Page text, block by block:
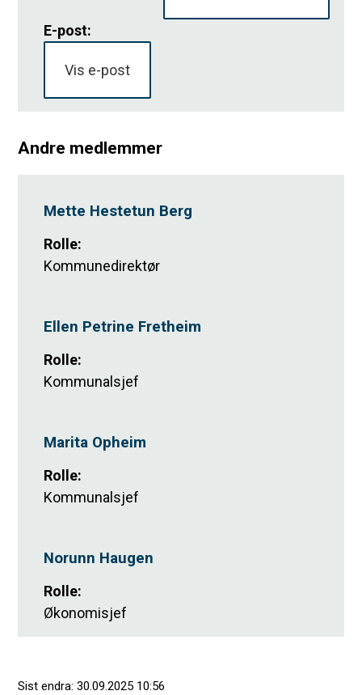
E-post:
Vis e-post
Andre medlemmer
Mette Hestetun Berg
Rolle:
Kommunedirektør
Ellen Petrine Fretheim
Rolle:
Kommunalsjef
Marita Opheim
Rolle:
Kommunalsjef
Norunn Haugen
Rolle:
Økonomisjef
Sist endra 30.09.2025 10:56